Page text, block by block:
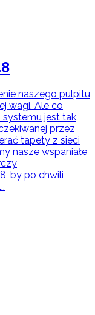
naszego pulpitu
wagi. Ale co
systemu jest tak
przez
tapety z sieci
nasze wspaniałe
by po chwili